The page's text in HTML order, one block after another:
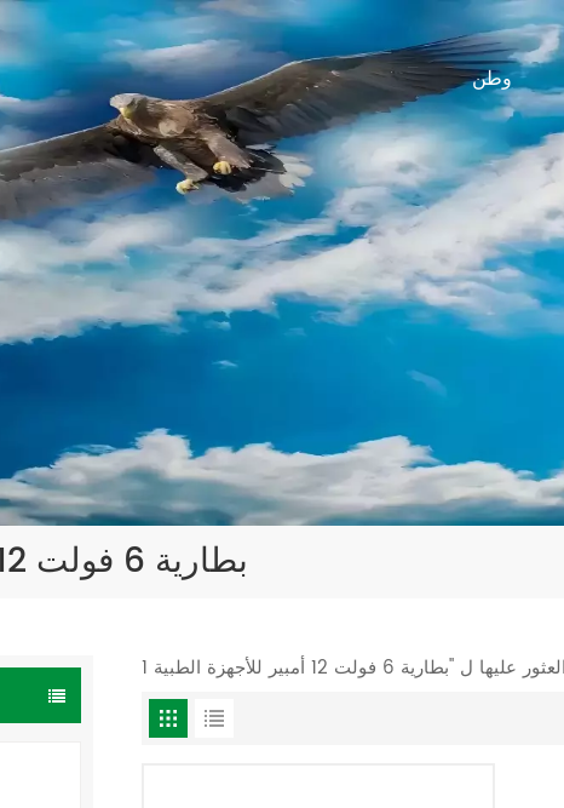
وطن
بطارية 6 فولت 12 أمبير للأجهزة الطبية